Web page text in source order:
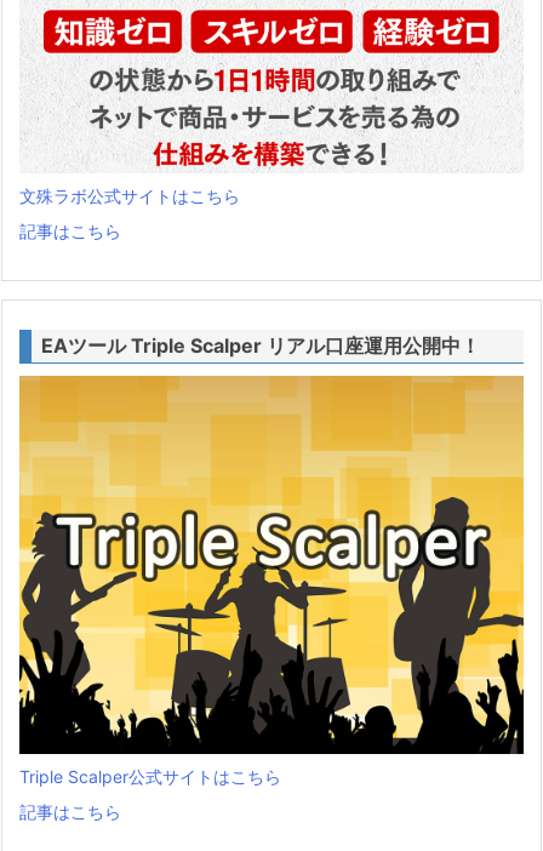
文殊ラボ公式サイトはこちら
記事はこちら
EAツール Triple Scalper リアル口座運用公開中！
Triple Scalper公式サイトはこちら
記事はこちら